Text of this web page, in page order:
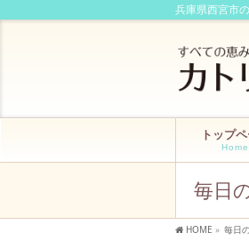
兵庫県西宮市
トップ
Home
毎日
HOME » 毎日